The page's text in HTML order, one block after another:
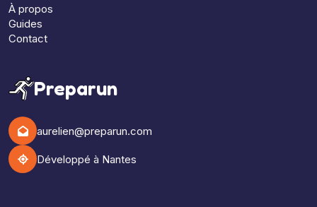
À propos
Guides
Contact
Preparun
aurelien@preparun.com
Développé à Nantes